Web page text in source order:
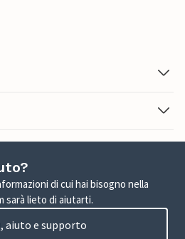
di cui hai bisogno nella
sarà lieto di aiutarti.
aiuto e supporto